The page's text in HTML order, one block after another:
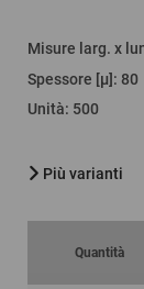
Misure larg. x
Spessore [µ]: 80
Unità: 500
Più varianti
Quantità